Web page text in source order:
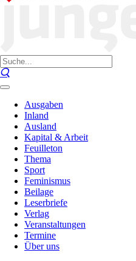
Ausgaben
Inland
Ausland
Kapital & Arbeit
Feuilleton
Thema
Sport
Feminismus
Beilage
Leserbriefe
Verlag
Veranstaltungen
Termine
Über uns